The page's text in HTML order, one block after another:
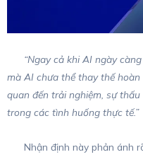
“Ngay cả khi AI ngày
mà AI chưa thể thay thế
quan đến trải nghiệm, sự
trong các tình huống thực tế.”
Nhận định này phản ánh